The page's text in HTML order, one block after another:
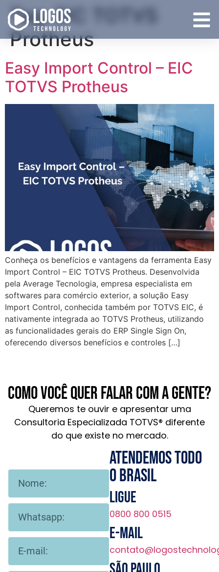
Tag:EIC TOTVS
Protheus
Easy Import Control – EIC
TOTVS Protheus
Conheça os benefícios e vantagens da ferramenta Easy
Import Control – EIC TOTVS Protheus. Desenvolvida
pela Average Tecnologia, empresa especialista em
softwares para comércio exterior, a solução Easy
Import Control, conhecida também por TOTVS EIC, é
nativamente integrada ao TOTVS Protheus, utilizando
as funcionalidades gerais do ERP Single Sign On,
oferecendo diversos benefícios e controles […]
Como você quer falar com a gente?
Queremos te ouvir e apresentar uma
Consultoria Especializada TOTVS® diferente
do que existe no mercado.
Atendemos todo
o brasil
Ligue
0800 800 0515
E-mail